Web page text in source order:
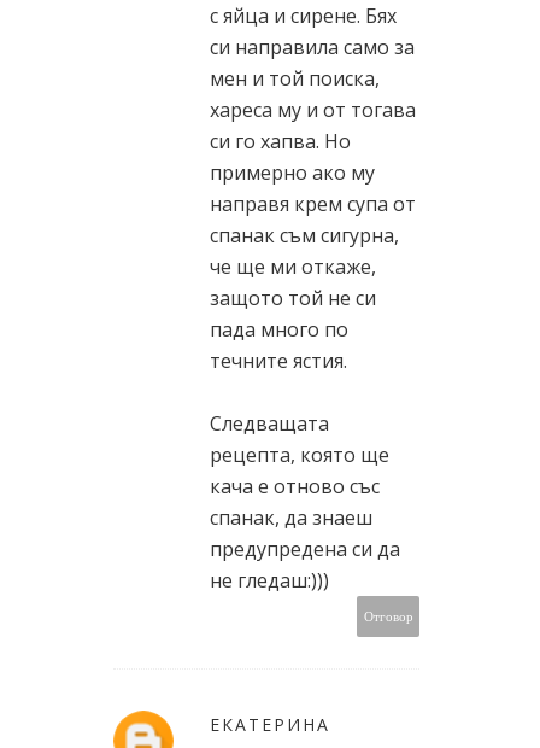
с яйца и сирене. Бях
си направила само за
мен и той поиска,
хареса му и от тогава
си го хапва. Но
примерно ако му
направя крем супа от
спанак съм сигурна,
че ще ми откаже,
защото той не си
пада много по
течните ястия.
Следващата
рецепта, която ще
кача е отново със
спанак, да знаеш
предупредена си да
не гледаш:)))
Отговор
ЕКАТЕРИНА